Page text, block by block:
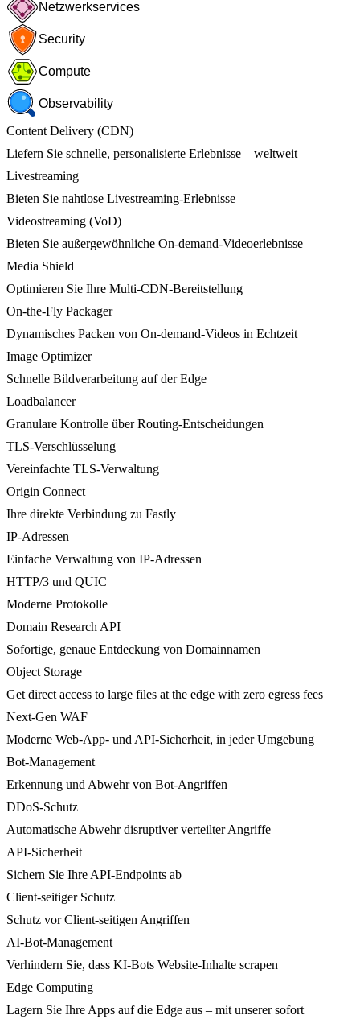
Netzwerkservices
Security
Compute
Observability
Content Delivery (CDN)
Liefern Sie schnelle, personalisierte Erlebnisse – weltweit
Livestreaming
Bieten Sie nahtlose Livestreaming-Erlebnisse
Videostreaming (VoD)
Bieten Sie außergewöhnliche On-demand-Videoerlebnisse
Media Shield
Optimieren Sie Ihre Multi-CDN-Bereitstellung
On-the-Fly Packager
Dynamisches Packen von On-demand-Videos in Echtzeit
Image Optimizer
Schnelle Bildverarbeitung auf der Edge
Loadbalancer
Granulare Kontrolle über Routing-Entscheidungen
TLS-Verschlüsselung
Vereinfachte TLS-Verwaltung
Origin Connect
Ihre direkte Verbindung zu Fastly
IP-Adressen
Einfache Verwaltung von IP-Adressen
HTTP/3 und QUIC
Moderne Protokolle
Domain Research API
Sofortige, genaue Entdeckung von Domainnamen
Object Storage
Get direct access to large files at the edge with zero egress fees
Next-Gen WAF
Moderne Web-App- und API-Sicherheit, in jeder Umgebung
Bot-Management
Erkennung und Abwehr von Bot-Angriffen
DDoS-Schutz
Automatische Abwehr disruptiver verteilter Angriffe
API-Sicherheit
Sichern Sie Ihre API-Endpoints ab
Client-seitiger Schutz
Schutz vor Client-seitigen Angriffen
AI-Bot-Management
Verhindern Sie, dass KI-Bots Website-Inhalte scrapen
Edge Computing
Lagern Sie Ihre Apps auf die Edge aus – mit unserer sofort